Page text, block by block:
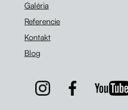
Galéria
Referencie
Kontakt
Blog